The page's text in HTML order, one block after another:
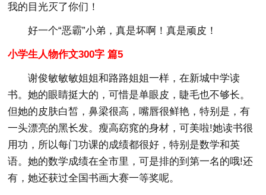
我的目光灭了你们！
好一个“恶霸”小弟，真是坏啊！真是顽皮！
小学生人物作文300字 篇5
谢俊敏敏敏姐姐和路路姐姐一样，在新城中学读
书。她的眼睛挺大的，可惜是单眼皮，睫毛也不够长。
但她的皮肤白皙，鼻梁很高，嘴唇很鲜艳，特别是，有
一头漂亮的黑长发。瘦高窈窕的身材，可美啦!她读书很
用功，所以每门功课的成绩都很好，特别是数学和英
语。她的数学成绩在全市里，可是排的到第一名的哦!还
有，她还获过全国书画大赛一等奖呢。